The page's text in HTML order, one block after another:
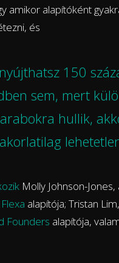
amikor alapítóként
és
150
sem, mert
hullik,
Molly Johnson-
Flexa alapítója; Tristan
Founders alapítója,